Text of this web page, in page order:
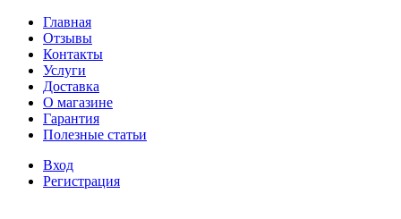
Главная
Отзывы
Контакты
Услуги
Доставка
О магазине
Гарантия
Полезные статьи
Вход
Регистрация